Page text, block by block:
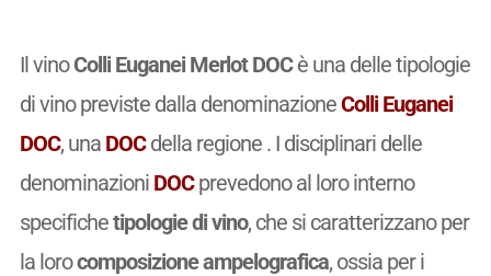
Il vinoColli Euganei Merlot DOCè una delle tipologie
di vino previste dalla denominazioneColli Euganei
DOC, una DOCdella regione . I disciplinari delle
denominazioni DOCprevedono al loro interno
specifichetipologie di vino, che si caratterizzano per
la lorocomposizione ampelografica, ossia per i